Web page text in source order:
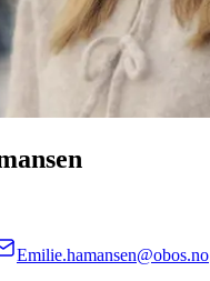
Emilie.hamansen@obos.no